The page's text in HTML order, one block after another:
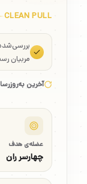
CLEAN PULL
مربیان
آخرین
عضله‌ی هدف
چهارسر ران